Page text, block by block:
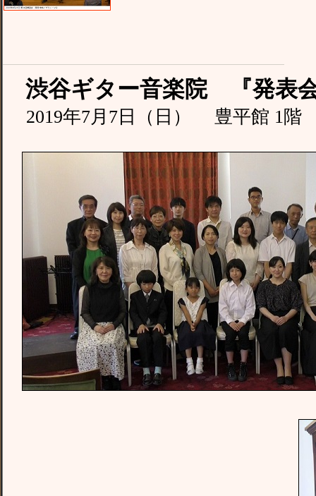
渋谷ギター音楽院 『発表
2019年7月7日（日） 豊平館 1階